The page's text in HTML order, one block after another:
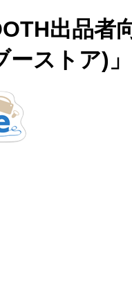
出品者
ストア)」